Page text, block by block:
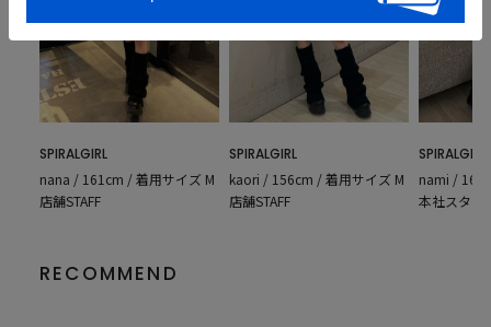
SPIRALGIRL
nana / 161cm / 着用サイズ M
店舗STAFF
SPIRALGIRL
kaori / 156cm / 着用サイズ M
店舗STAFF
SPIRALGIRL
nami /
本社スタッ
RECOMMEND